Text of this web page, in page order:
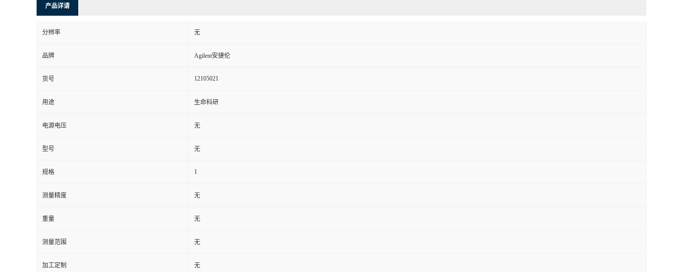
产品详请
分辨率 无
品牌 Agilent安捷伦
货号 12105021
用途 生命科研
电源电压 无
型号 无
规格 1
测量精度 无
重量 无
测量范围 无
加工定制 无